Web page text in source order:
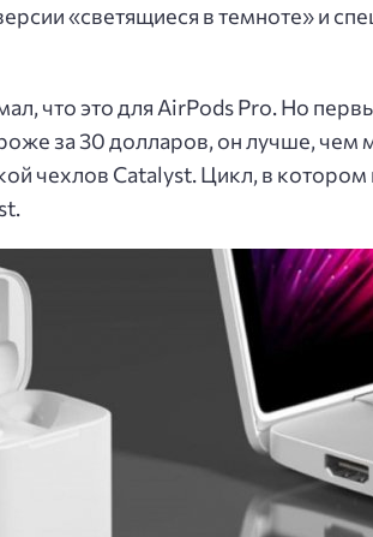
«светящиеся в темноте» и
что это для AirPods Pro. Но
за 30 долларов, он лучше, чем
чехлов Catalyst. Цикл, в